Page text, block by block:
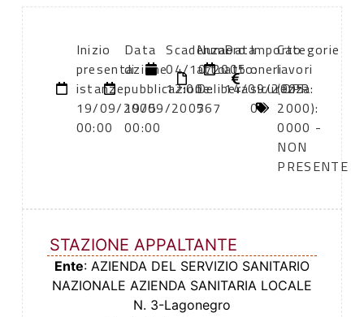
Inizio
presentazione
istanze:
19/09/2005
00:00
Data
di
pubblicazione:
19/09/2005
00:00
Scadenza:
04/10/2005
12:00
Numero
atto:
Delibera
767
Data
atto:
14/09/2005
Importo
oneri
sicurezza:
0
Categorie
lavori
(DPR
2000):
0000 -
NON
PRESENTE
STAZIONE APPALTANTE
Ente: AZIENDA DEL SERVIZIO SANITARIO
NAZIONALE AZIENDA SANITARIA LOCALE
N. 3-Lagonegro